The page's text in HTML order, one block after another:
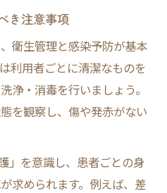
き注意事項
衛生管理と感染予防が基本
利用者ごとに清潔なものを
浄・消毒を行いましょう。
を観察し、傷や発赤がない
」を意識し、患者ごとの身
求められます。例えば、差